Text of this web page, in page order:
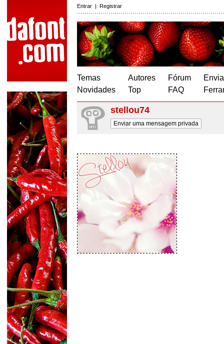
Entrar | Registrar
Temas
Novidades
Autores
Top
Fórum
FAQ
stellou74
Enviar uma mensagem privada